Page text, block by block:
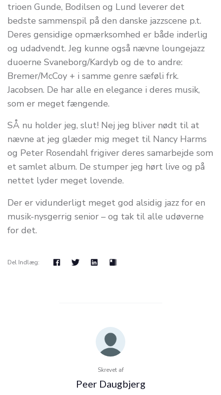
trioen Gunde, Bodilsen og Lund leverer det
bedste sammenspil på den danske jazzscene p.t.
Deres gensidige opmærksomhed er både inderlig
og udadvendt. Jeg kunne også nævne loungejazz
duoerne Svaneborg/Kardyb og de to andre:
Bremer/McCoy + i samme genre sæføli frk.
Jacobsen. De har alle en elegance i deres musik,
som er meget fængende.
SÅ nu holder jeg, slut! Nej jeg bliver nødt til at
nævne at jeg glæder mig meget til Nancy Harms
og Peter Rosendahl frigiver deres samarbejde som
et samlet album. De stumper jeg hørt live og på
nettet lyder meget lovende.
Der er vidunderligt meget god alsidig jazz for en
musik-nysgerrig senior – og tak til alle udøverne
for det.
Del Indlæg:
Skrevet af
Peer Daugbjerg